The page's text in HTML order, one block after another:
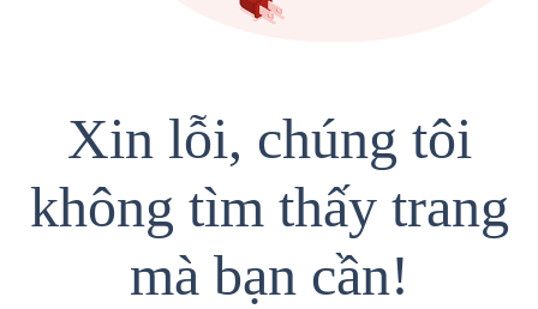
Xin lỗi, chúng tôi
không tìm thấy trang
mà bạn cần!